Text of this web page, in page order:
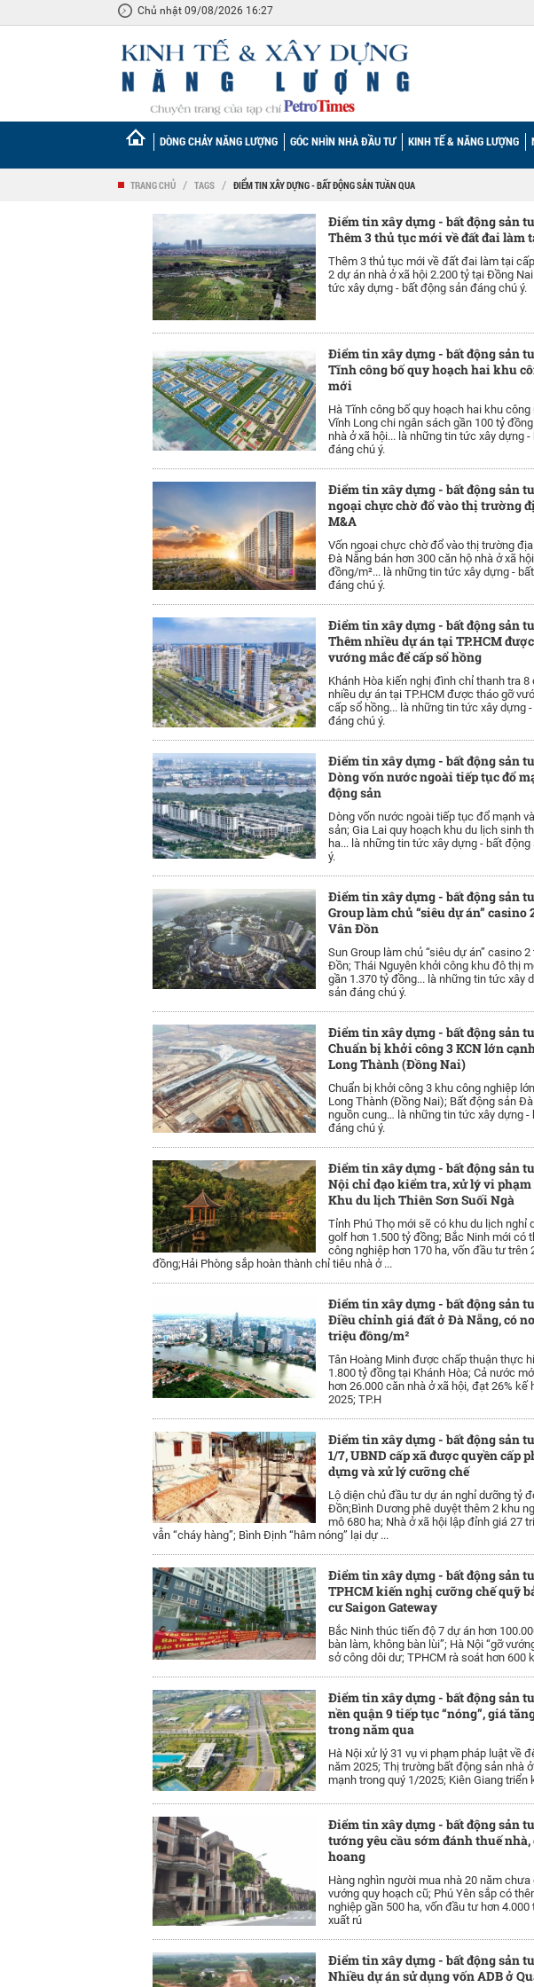
Chủ nhật 09/08/2026 16:27
DÒNG CHẢY NĂNG LƯỢNG GÓC NHÌN NHÀ ĐẦU TƯ KINH TẾ & NĂNG LƯỢNG
TRANG CHỦ / TAGS / ĐIỂM TIN XÂY DỰNG - BẤT ĐỘNG SẢN TUẦN QUA
Điểm tin xây dựng - bất động sản
Thêm 3 thủ tục mới về đất đai làm
Thêm 3 thủ tục mới về đất đai làm tại
2 dự án nhà ở xã hội 2.200 tỷ tại Đồng
tức xây dựng - bất động sản đáng chú ý.
Điểm tin xây dựng - bất động sản
Tĩnh công bố quy hoạch hai khu
mới
Hà Tĩnh công bố quy hoạch hai khu công
Vĩnh Long chi ngân sách gần 100 tỷ
nhà ở xã hội... là những tin tức xây dựng
đáng chú ý.
Điểm tin xây dựng - bất động sản
ngoại chực chờ đổ vào thị trường
M&A
Vốn ngoại chực chờ đổ vào thị trường
Đà Nẵng bán hơn 300 căn hộ nhà ở xã
đồng/m²... là những tin tức xây dựng -
đáng chú ý.
Điểm tin xây dựng - bất động sản
Thêm nhiều dự án tại TP.HCM
vướng mắc để cấp sổ hồng
Khánh Hòa kiến nghị đình chỉ thanh tra 8
nhiều dự án tại TP.HCM được tháo gỡ
cấp sổ hồng... là những tin tức xây dựng
đáng chú ý.
Điểm tin xây dựng - bất động sản
Dòng vốn nước ngoài tiếp tục đổ
động sản
Dòng vốn nước ngoài tiếp tục đổ mạnh
sản; Gia Lai quy hoạch khu du lịch sinh
ha... là những tin tức xây dựng - bất
ý.
Điểm tin xây dựng - bất động sản
Group làm chủ “siêu dự án” casino
Vân Đồn
Sun Group làm chủ “siêu dự án” casino 2
Đồn; Thái Nguyên khởi công khu đô thị
gần 1.370 tỷ đồng... là những tin tức xây
sản đáng chú ý.
Điểm tin xây dựng - bất động sản
Chuẩn bị khởi công 3 KCN lớn
Long Thành (Đồng Nai)
Chuẩn bị khởi công 3 khu công nghiệp
Long Thành (Đồng Nai); Bất động sản
nguồn cung… là những tin tức xây dựng -
đáng chú ý.
Điểm tin xây dựng - bất động sản
Nội chỉ đạo kiểm tra, xử lý vi
Khu du lịch Thiên Sơn Suối Ngà
Tỉnh Phú Thọ mới sẽ có khu du lịch nghỉ
golf hơn 1.500 tỷ đồng; Bắc Ninh mới có
công nghiệp hơn 170 ha, vốn đầu tư trên
đồng;Hải Phòng sắp hoàn thành chỉ tiêu nhà ở ...
Điểm tin xây dựng - bất động sản
Điều chỉnh giá đất ở Đà Nẵng, có
triệu đồng/m²
Tân Hoàng Minh được chấp thuận thực
1.800 tỷ đồng tại Khánh Hòa; Cả nước
hơn 26.000 căn nhà ở xã hội, đạt 26% kế
2025; TP.H
Điểm tin xây dựng - bất động sản
1/7, UBND cấp xã được quyền cấp
dựng và xử lý cưỡng chế
Lộ diện chủ đầu tư dự án nghỉ dưỡng tỷ
Đồn;Bình Dương phê duyệt thêm 2 khu
mô 680 ha; Nhà ở xã hội lập đỉnh giá 27
vẫn “cháy hàng”; Bình Định “hâm nóng” lại dự ...
Điểm tin xây dựng - bất động sản
TPHCM kiến nghị cưỡng chế quỹ
cư Saigon Gateway
Bắc Ninh thúc tiến độ 7 dự án hơn
bàn làm, không bàn lùi”; Hà Nội “gỡ
sở công dôi dư; TPHCM rà soát hơn 600
Điểm tin xây dựng - bất động sản
nền quận 9 tiếp tục “nóng”, giá
trong năm qua
Hà Nội xử lý 31 vụ vi phạm pháp luật về
năm 2025; Thị trường bất động sản nhà
mạnh trong quý 1/2025; Kiên Giang triển
Điểm tin xây dựng - bất động sản
tướng yêu cầu sớm đánh thuế nhà,
hoang
Hàng nghìn người mua nhà 20 năm chưa
vướng quy hoạch cũ; Phú Yên sắp có
nghiệp gần 500 ha, vốn đầu tư hơn
xuất rú
Điểm tin xây dựng - bất động sản
Nhiều dự án sử dụng vốn ADB ở